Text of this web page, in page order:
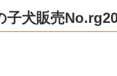
犬販売